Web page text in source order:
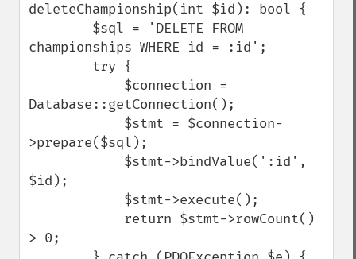
deleteChampionship(int $id): bool {
championships WHERE id = :id';
Database::getConnection();
>prepare($sql);
$id);
> 0;